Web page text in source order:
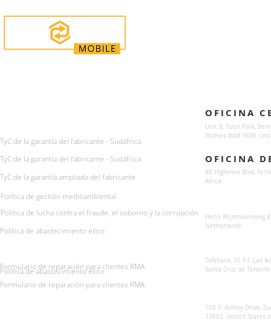
TyC de la garantía del fabricante - Sudáfrica
TyC de la garantía del fabricante - Sudáfrica
TyC de la garantía ampliada del fabricante
Política de gestión medioambiental
Política de lucha contra el fraude, el soborno y la corrupción
Política de abastecimiento ético
Formulario de reparación para clientes RMA
Formulario de reparación para clientes RMA
Política de abastecimiento ético
OFICINA
Unit 8, Total Park,
Widnes WA8 0GW,
OFICINA
80 Highview Blvd,
Africa.
Henri Wijnmalenweg
Netherlands.
Tafetana, 32 P.I. Las
Santa Cruz de Tenerife
100 S. Ashley Drive,
33602, United States